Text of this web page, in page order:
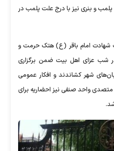
پلمب و بنری نیز با درج علت پلمب در
شهادت امام باقر (ع) هتک حرمت و
شب عزای اهل بیت ضمن برگزاری
شهر کشاندند و افکار عمومی
متصدی واحد صنفی نیز احضاریه برای